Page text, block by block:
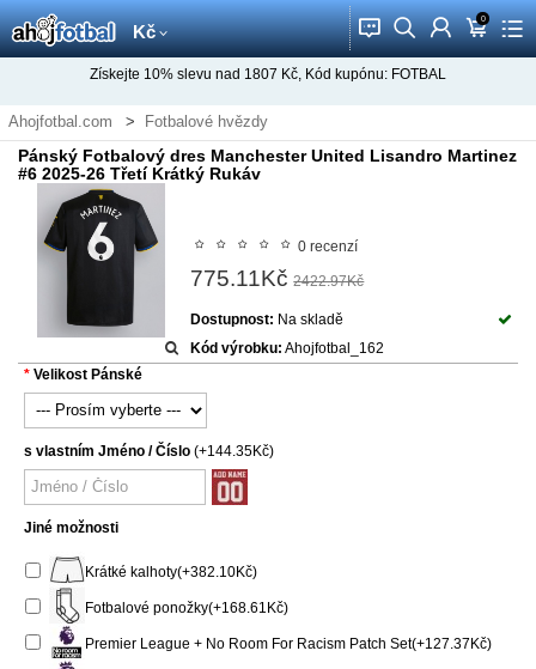
Kč 󰂱 󰂨 󰃳 0
󰃦 󰃖
Získejte 10% slevu nad 1807 Kč, Kód kupónu: FOTBAL
Ahojfotbal.com
Fotbalové hvězdy
Fotbalový dres Lisandro Martinez
Pánský Fotbalový dres Manchester United Lisandro Martinez
#6 2025-26 Třetí Krátký Rukáv
0 recenzí
775.11Kč 2422.97Kč
Dostupnost: Na skladě
Kód výrobku: Ahojfotbal_162
Velikost Pánské
s vlastním Jméno / Číslo (+144.35Kč)
Jiné možnosti
Krátké kalhoty(+382.10Kč)
Fotbalové ponožky(+168.61Kč)
Premier League + No Room For Racism Patch Set(+127.37Kč)